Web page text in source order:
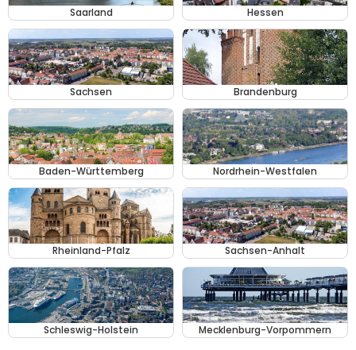
Saarland Hessen
Sachsen Brandenburg
Baden-Württemberg Nordrhein-Westfalen
Rheinland-Pfalz Sachsen-Anhalt
Schleswig-Holstein Mecklenburg-Vorpommern